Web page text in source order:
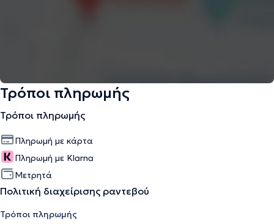
Τρόποι πληρωμής
Τρόποι πληρωμής
Πληρωμή με κάρτα
Πληρωμή με Klarna
Μετρητά
Πολιτική διαχείρισης ραντεβού
Τρόποι πληρωμής